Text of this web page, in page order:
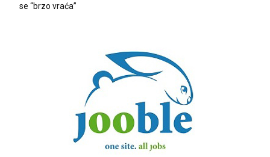
se “brzo vraća”